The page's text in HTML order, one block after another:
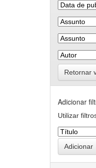
Retornar
Adicionar
Utilizar